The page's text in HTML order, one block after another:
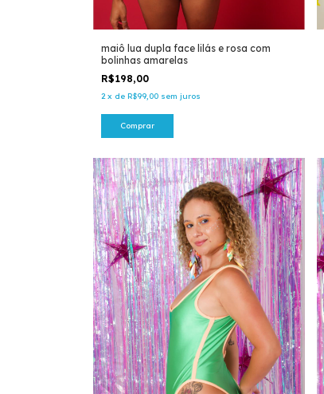
maiô lua dupla face lilás e rosa com
bolinhas amarelas
R$198,00
2 x de R$99,00 sem juros
Comprar